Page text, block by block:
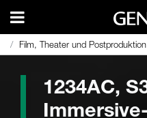
Film, Theater und Postproduktion
Film, Theater und Postproduktion
1234AC,